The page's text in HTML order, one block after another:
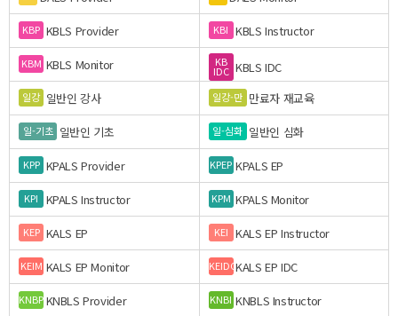
KBP KBLS Provider KBI KBLS Instructor
KBM KBLS Monitor KB
IDC KBLS IDC
일강 일반인 강사 일강-만 만료자 재교육
일-기초 일반인 기초 일-심화 일반인 심화
KPP KPALS Provider KPEP KPALS EP
KPI KPALS Instructor KPM KPALS Monitor
KEP KALS EP KEI KALS EP Instructor
KEIM KALS EP Monitor KEIDCKALS EP IDC
KNBPKNBLS Provider KNBI KNBLS Instructor